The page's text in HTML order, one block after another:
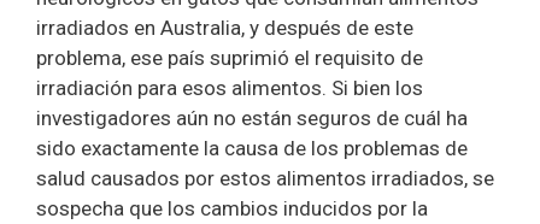
irradiados en Australia, y después de este
problema, ese país suprimió el requisito de
irradiación para esos alimentos. Si bien los
investigadores aún no están seguros de cuál ha
sido exactamente la causa de los problemas de
salud causados por estos alimentos irradiados, se
sospecha que los cambios inducidos por la